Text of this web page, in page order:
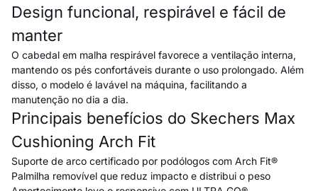
Design funcional, respirável e fácil de
manter
O cabedal em malha respirável favorece a ventilação interna,
mantendo os pés confortáveis durante o uso prolongado. Além
disso, o modelo é lavável na máquina, facilitando a
manutenção no dia a dia.
Principais benefícios do Skechers Max
Cushioning Arch Fit
Suporte de arco certificado por podólogos com Arch Fit®
Palmilha removível que reduz impacto e distribui o peso